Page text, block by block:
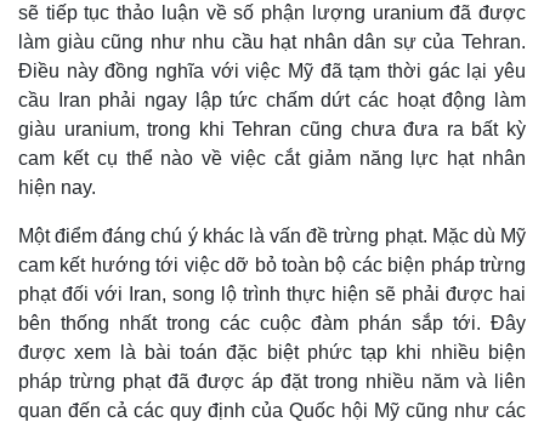
sẽ tiếp tục thảo luận về số phận lượng uranium đã được
làm giàu cũng như nhu cầu hạt nhân dân sự của Tehran.
Điều này đồng nghĩa với việc Mỹ đã tạm thời gác lại yêu
cầu Iran phải ngay lập tức chấm dứt các hoạt động làm
giàu uranium, trong khi Tehran cũng chưa đưa ra bất kỳ
cam kết cụ thể nào về việc cắt giảm năng lực hạt nhân
hiện nay.
Một điểm đáng chú ý khác là vấn đề trừng phạt. Mặc dù Mỹ
cam kết hướng tới việc dỡ bỏ toàn bộ các biện pháp trừng
phạt đối với Iran, song lộ trình thực hiện sẽ phải được hai
bên thống nhất trong các cuộc đàm phán sắp tới. Đây
được xem là bài toán đặc biệt phức tạp khi nhiều biện
pháp trừng phạt đã được áp đặt trong nhiều năm và liên
quan đến cả các quy định của Quốc hội Mỹ cũng như các